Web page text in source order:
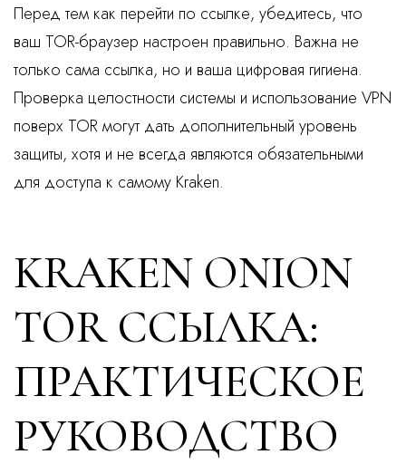
Перед тем как перейти по ссылке, убедитесь, что
ваш TOR-браузер настроен правильно. Важна не
только сама ссылка, но и ваша цифровая гигиена.
Проверка целостности системы и использование VPN
поверх TOR могут дать дополнительный уровень
защиты, хотя и не всегда являются обязательными
для доступа к самому Kraken.
KRAKEN ONION
TOR ССЫЛКА:
ПРАКТИЧЕСКОЕ
РУКОВОДСТВО